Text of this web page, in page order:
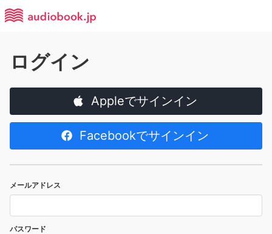
ログイン
Appleでサインイン
Facebookでサインイン
メールアドレス
パスワード